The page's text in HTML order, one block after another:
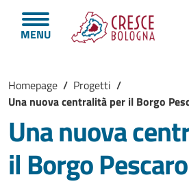
Salta al contenuto principale
Skip to footer content
MENU
Briciole di pane
Homepage / Progetti /
Una nuova centralità per il Borgo
Una nuova
il Borgo